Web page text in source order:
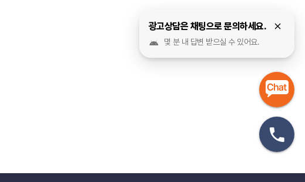
광고상담은 채팅으로 문의하세요.
몇 분 내 답변 받으실 수 있어요.